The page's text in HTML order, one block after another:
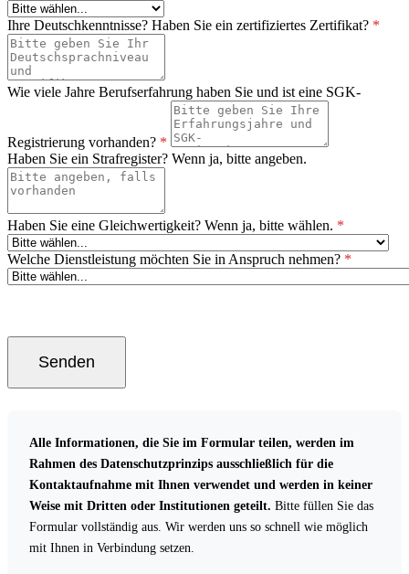
Ihre Deutschkenntnisse? Haben Sie ein zertifiziertes Zertifikat? *
Wie viele Jahre Berufserfahrung haben Sie und ist eine SGK-
Registrierung vorhanden? *
Haben Sie ein Strafregister? Wenn ja, bitte angeben.
Haben Sie eine Gleichwertigkeit? Wenn ja, bitte wählen. *
Welche Dienstleistung möchten Sie in Anspruch nehmen? *
Senden
Alle Informationen, die Sie im Formular teilen, werden im
Rahmen des Datenschutzprinzips ausschließlich für die
Kontaktaufnahme mit Ihnen verwendet und werden in keiner
Weise mit Dritten oder Institutionen geteilt. Bitte füllen Sie das
Formular vollständig aus. Wir werden uns so schnell wie möglich
mit Ihnen in Verbindung setzen.